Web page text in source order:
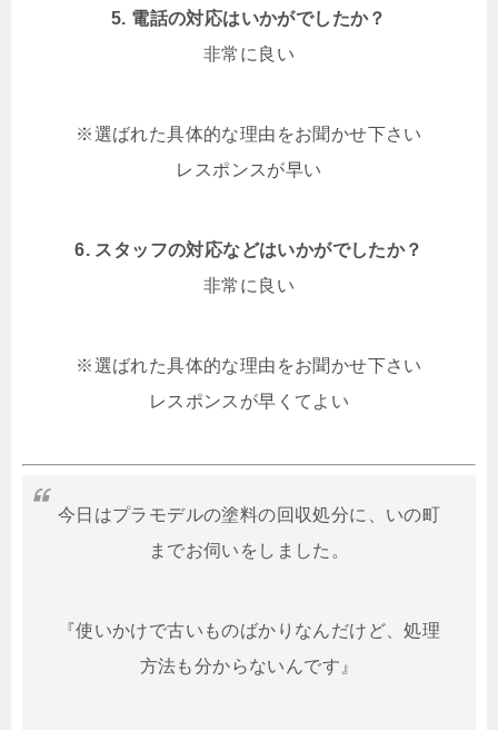
5. 電話の対応はいかがでしたか？
非常に良い
※選ばれた具体的な理由をお聞かせ下さい
レスポンスが早い
6. スタッフの対応などはいかがでしたか？
非常に良い
※選ばれた具体的な理由をお聞かせ下さい
レスポンスが早くてよい
今日はプラモデルの塗料の回収処分に、いの町
までお伺いをしました。
『使いかけで古いものばかりなんだけど、処理
方法も分からないんです』